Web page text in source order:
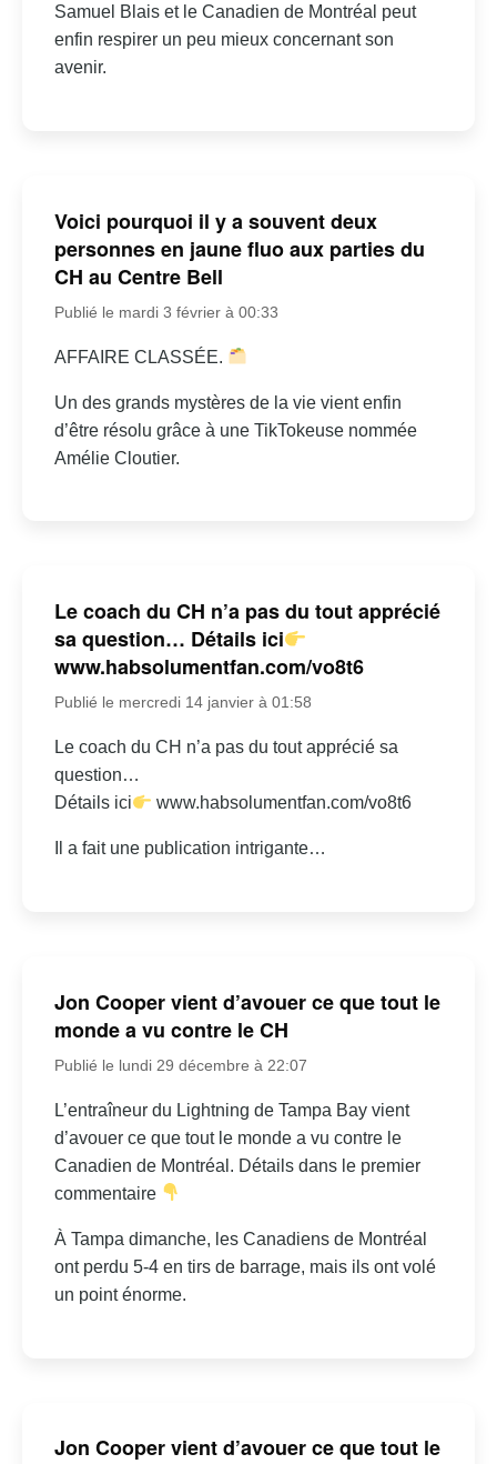
Samuel Blais et le Canadien de Montréal peut
enfin respirer un peu mieux concernant son
avenir.
Voici pourquoi il y a souvent deux
personnes en jaune fluo aux parties du
CH au Centre Bell
Publié le mardi 3 février à 00:33
AFFAIRE CLASSÉE.
Un des grands mystères de la vie vient enfin
d’être résolu grâce à une TikTokeuse nommée
Amélie Cloutier.
Le coach du CH n’a pas du tout apprécié
sa question… Détails ici
www.habsolumentfan.com/vo8t6
Publié le mercredi 14 janvier à 01:58
Le coach du CH n’a pas du tout apprécié sa
question…
Détails ici
www.habsolumentfan.com/vo8t6
Il a fait une publication intrigante…
Jon Cooper vient d’avouer ce que tout le
monde a vu contre le CH
Publié le lundi 29 décembre à 22:07
L’entraîneur du Lightning de Tampa Bay vient
d’avouer ce que tout le monde a vu contre le
Canadien de Montréal. Détails dans le premier
commentaire
À Tampa dimanche, les Canadiens de Montréal
ont perdu 5-4 en tirs de barrage, mais ils ont volé
un point énorme.
Jon Cooper vient d’avouer ce que tout le